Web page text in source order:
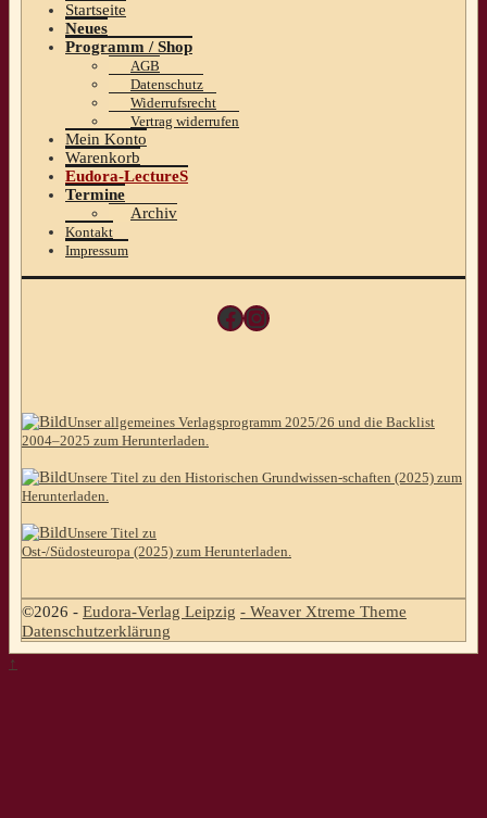
Startseite
Neues
Programm / Shop
AGB
Datenschutz
Widerrufsrecht
Vertrag widerrufen
Mein Konto
Warenkorb
Eudora-LectureS
Termine
Archiv
Kontakt
Impressum
Facebook
Instagram
Unser allgemeines Verlagsprogramm 2025/26 und die Backlist
2004–2025 zum Herunterladen.
Unsere Titel zu den Historischen Grundwissen-schaften (2025) zum
Herunterladen.
Unsere Titel zu
Ost-/Südosteuropa (2025) zum Herunterladen.
©2026 - Eudora-Verlag Leipzig - Weaver Xtreme Theme
Datenschutzerklärung
↑